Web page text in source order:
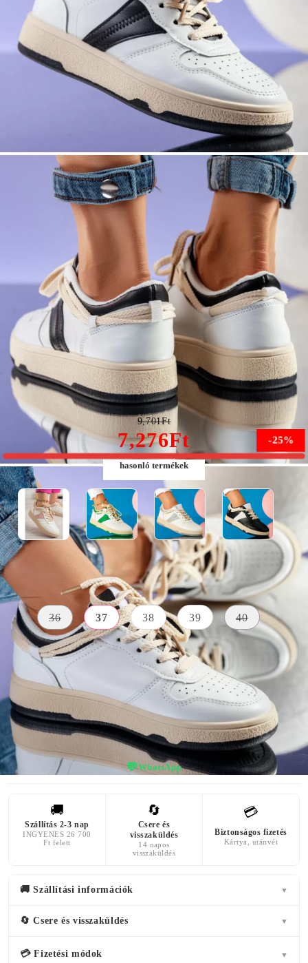
Sir Női Fehér Fekete Sportcipő #9584
-25%
7,276Ft
9,701Ft
hasonló termékek
Méret: Méret útmutató
36 37 38 39 40
SZÍN
fekete
KÜLSŐ
ANYAG
Bőr Utánzat
MAGASSÁGA
3 centiméter
💬WhatsApp
🚚
Szállítás 2-3 nap
INGYENES 26 700
Ft felett
🔄
Csere és
visszaküldés
14 napos
visszaküldés
💳
Biztonságos fizetés
Kártya, utánvét
🚚 Szállítási információk ▼
🔄 Csere és visszaküldés ▼
💳 Fizetési módok ▼